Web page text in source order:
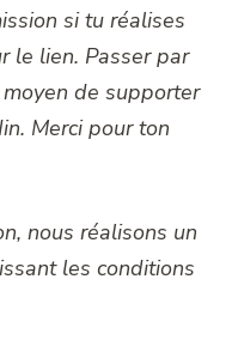
si tu réalises
le lien. Passer par
de supporter
Merci pour ton
nous réalisons un
les conditions